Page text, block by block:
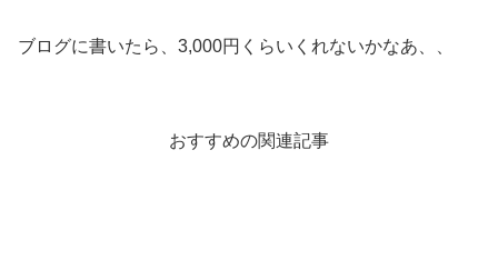
ブログに書いたら、3,000円くらいくれないかなあ、、
おすすめの関連記事